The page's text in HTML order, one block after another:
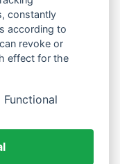
constantly
according to
revoke or
effect for the
Functional